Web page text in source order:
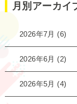
月別アーカイ
2026年7月 (6)
2026年6月 (2)
2026年5月 (4)